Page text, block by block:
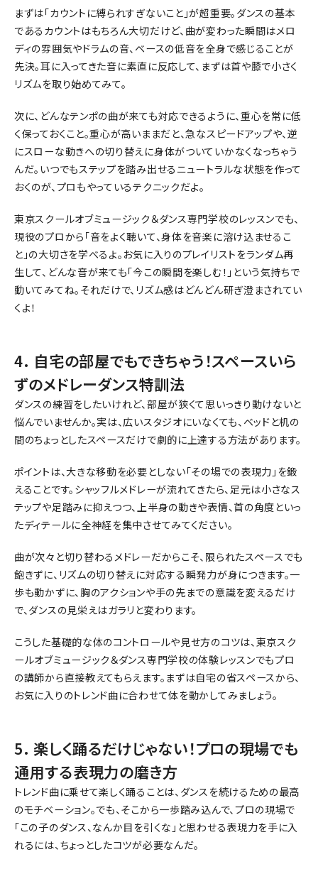
まずは「カウントに縛られすぎないこと」が超重要。ダンスの基本
であるカウントはもちろん大切だけど、曲が変わった瞬間はメロ
ディの雰囲気やドラムの音、ベースの低音を全身で感じることが
先決。耳に入ってきた音に素直に反応して、まずは首や膝で小さく
リズムを取り始めてみて。
次に、どんなテンポの曲が来ても対応できるように、重心を常に低
く保っておくこと。重心が高いままだと、急なスピードアップや、逆
にスローな動きへの切り替えに身体がついていかなくなっちゃう
んだ。いつでもステップを踏み出せるニュートラルな状態を作って
おくのが、プロもやっているテクニックだよ。
東京スクールオブミュージック＆ダンス専門学校のレッスンでも、
現役のプロから「音をよく聴いて、身体を音楽に溶け込ませるこ
と」の大切さを学べるよ。お気に入りのプレイリストをランダム再
生して、どんな音が来ても「今この瞬間を楽しむ！」という気持ちで
動いてみてね。それだけで、リズム感はどんどん研ぎ澄まされてい
くよ！
4. 自宅の部屋でもできちゃう！スペースいら
ずのメドレーダンス特訓法
ダンスの練習をしたいけれど、部屋が狭くて思いっきり動けないと
悩んでいませんか。実は、広いスタジオにいなくても、ベッドと机の
間のちょっとしたスペースだけで劇的に上達する方法があります。
ポイントは、大きな移動を必要としない「その場での表現力」を鍛
えることです。シャッフルメドレーが流れてきたら、足元は小さなス
テップや足踏みに抑えつつ、上半身の動きや表情、首の角度といっ
たディテールに全神経を集中させてみてください。
曲が次々と切り替わるメドレーだからこそ、限られたスペースでも
飽きずに、リズムの切り替えに対応する瞬発力が身につきます。一
歩も動かずに、胸のアクションや手の先までの意識を変えるだけ
で、ダンスの見栄えはガラリと変わります。
こうした基礎的な体のコントロールや見せ方のコツは、東京スク
ールオブミュージック＆ダンス専門学校の体験レッスンでもプロ
の講師から直接教えてもらえます。まずは自宅の省スペースから、
お気に入りのトレンド曲に合わせて体を動かしてみましょう。
5. 楽しく踊るだけじゃない！プロの現場でも
通用する表現力の磨き方
トレンド曲に乗せて楽しく踊ることは、ダンスを続けるための最高
のモチベーション。でも、そこから一歩踏み込んで、プロの現場で
「この子のダンス、なんか目を引くな」と思わせる表現力を手に入
れるには、ちょっとしたコツが必要なんだ。